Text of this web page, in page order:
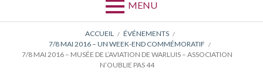
MENU
D'ARIANE
ACCUEIL
ÉVÉNEMENTS
7/8 MAI 2016 – UN WEEK-END COMMÉMORATIF
7/8 MAI 2016 – MUSÉE DE L’AVIATION DE WARLUIS – ASSOCIATION
N’OUBLIE PAS 44